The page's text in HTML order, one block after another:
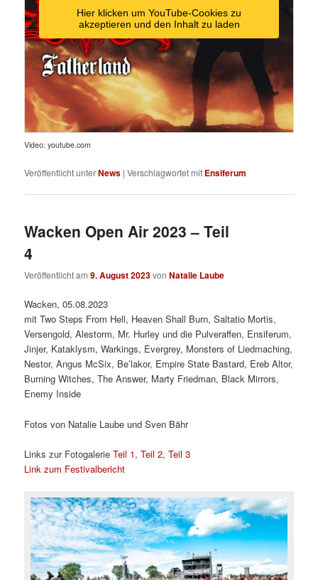
Hier klicken um YouTube-Cookies zu
akzeptieren und den Inhalt zu laden
Video: youtube.com
Veröffentlicht unterNews |Verschlagwortet mit Ensiferum
Wacken Open Air 2023 – Teil
4
Veröffentlicht am9. August 2023vonNatalie Laube
Wacken, 05.08.2023
mit Two Steps From Hell, Heaven Shall Burn, Saltatio Mortis,
Versengold, Alestorm, Mr. Hurley und die Pulveraffen, Ensiferum,
Jinjer, Kataklysm, Warkings, Evergrey, Monsters of Liedmaching,
Nestor, Angus McSix, Be’lakor, Empire State Bastard, Ereb Altor,
Burning Witches, The Answer, Marty Friedman, Black Mirrors,
Enemy Inside
Fotos von Natalie Laube und Sven Bähr
Links zur FotogalerieTeil 1,Teil 2,Teil 3
Link zum Festivalbericht